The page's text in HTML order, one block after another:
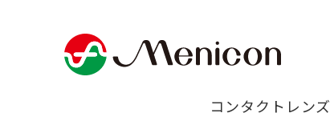
コンタクトレンズ